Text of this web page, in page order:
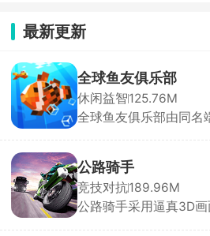
最新更新
全球鱼友俱乐部
休闲益智125.76M
全球鱼友俱乐部由同名
考，你只需要钓起各种
锁图鉴，还能让同种鱼
多鱼缸主题任你挑选，
打造专属水族箱，画面
公路骑手
竞技对抗189.96M
公路骑手采用逼真3D